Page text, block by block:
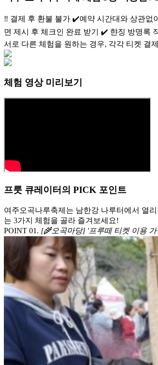
‼️ 결제 후 환불 불가 ✔️예약 시간대와 상관
면 제시 후 체크인 완료 받기 ✔️ 햔징 방명록
서로 다른 체험을 원하는 경우, 각각 티켓 결제
체험 영상 미리보기
프룻 큐레이터의 PICK 포인트
여주오곡나루축제는 남한강 나루터에서 열
는 3가지 체험을 골라 즐겨보세요!
POINT 01 . [🌾오곡마당] '프루떼 티켓 이용